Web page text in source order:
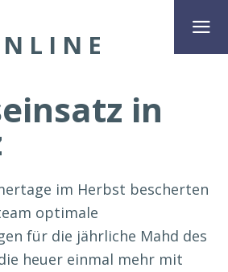
in
im Herbst bescherten
optimale
für die jährliche Mahd des
heuer einmal mehr mit